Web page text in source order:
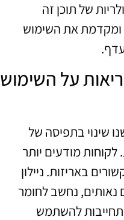
של תוכן זה
ומקדמת את השימוש
על השימוש
שינוי בתפיסה של
לקוחות מודעים יותר
באריזות. ניילון
נאותים, נחשב לחומר
להשתמש